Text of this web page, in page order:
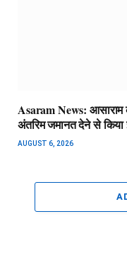
Asaram News: आसाराम
अंतरिम जमानत देने से
AUGUST 6, 2026